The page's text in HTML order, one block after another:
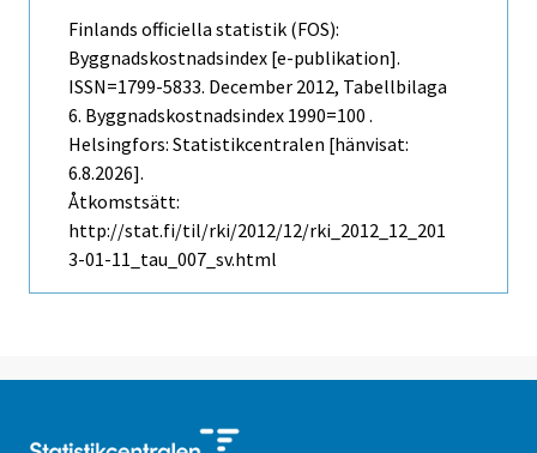
Finlands officiella statistik (FOS):
Byggnadskostnadsindex [e-publikation].
ISSN=1799-5833. December 2012, Tabellbilaga
6. Byggnadskostnadsindex 1990=100 .
Helsingfors: Statistikcentralen [hänvisat:
6.8.2026].
Åtkomstsätt:
http://stat.fi/til/rki/2012/12/rki_2012_12_201
3-01-11_tau_007_sv.html